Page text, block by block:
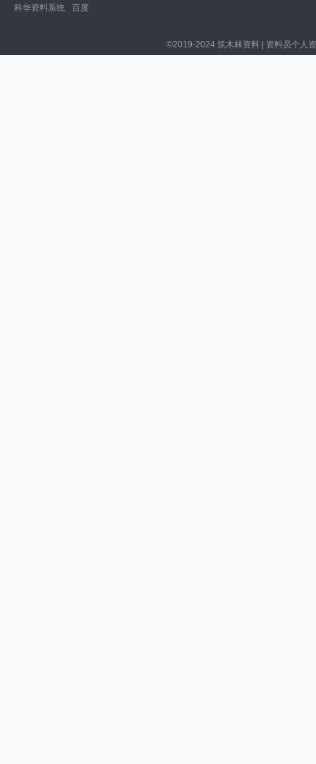
科华资料系统 百度
©2019-2024 筑木林资料 | 资料员个人